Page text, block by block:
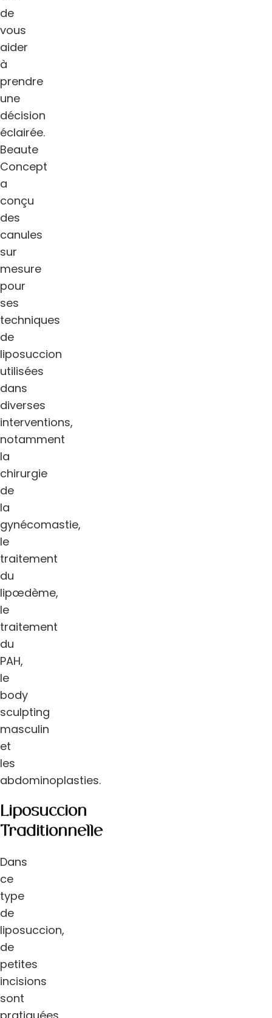
de
vous
aider
à
prendre
une
décision
éclairée.
Beaute
Concept
a
conçu
des
canules
sur
mesure
pour
ses
techniques
de
liposuccion
utilisées
dans
diverses
interventions,
notamment
la
chirurgie
de
la
gynécomastie,
le
traitement
du
lipœdème,
le
traitement
du
PAH,
le
body
sculpting
masculin
et
les
abdominoplasties.
Liposuccion
Traditionnelle
Dans
ce
type
de
liposuccion,
de
petites
incisions
sont